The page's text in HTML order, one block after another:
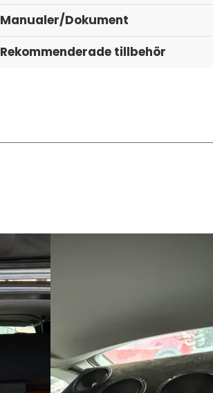
Manualer/Dokument
Rekommenderade tillbehör